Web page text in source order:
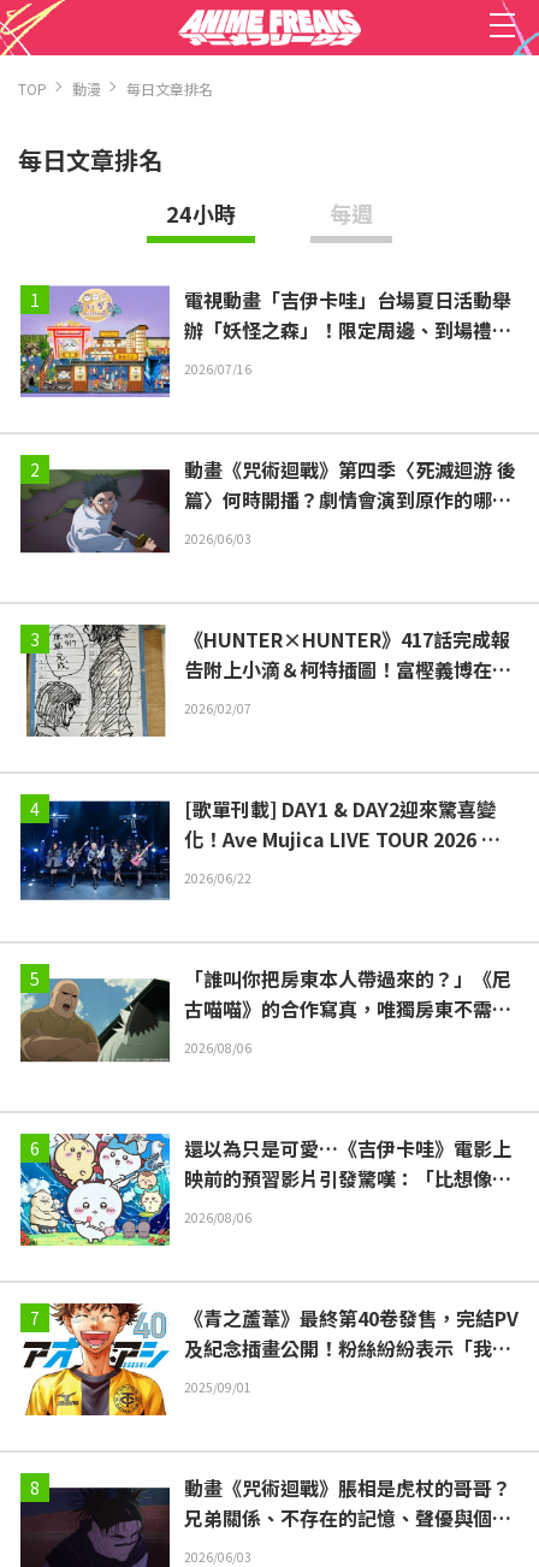
TOP 動漫 每日文章排名
每日文章排名
24小時 每週
電視動畫「吉伊卡哇」台場夏日活動舉
辦「妖怪之森」！限定周邊、到場禮資
訊公開
2026/07/16
動畫《咒術迴戰》第四季〈死滅迴游 後
篇〉何時開播？劇情會演到原作的哪
裡？
2026/06/03
《HUNTER×HUNTER》417話完成報
告附上小滴＆柯特插圖！富樫義博在X
平台的貼文引發熱烈迴響
2026/02/07
[歌單刊載] DAY1 & DAY2迎來驚喜變
化！Ave Mujica LIVE TOUR 2026 “E
xitus” -FINAL- 演唱會現場報導
2026/06/22
「誰叫你把房東本人帶過來的？」《尼
古喵喵》的合作寫真，唯獨房東不需要
Cosplay引發熱議
2026/08/06
還以為只是可愛…《吉伊卡哇》電影上
映前的預習影片引發驚嘆：「比想像中
嚴苛」「講的簡直全都是勞動的事」反
2026/08/06
《青之蘆葦》最終第40卷發售，完結PV
及紀念插畫公開！粉絲紛紛表示「我最
喜愛的足球漫畫結束了」、「最棒的結
2025/09/01
動畫《咒術迴戰》脹相是虎杖的哥哥？
兄弟關係、不存在的記憶、聲優與個人
資料介紹
2026/06/03